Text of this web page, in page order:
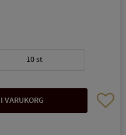
10 st
Lägg